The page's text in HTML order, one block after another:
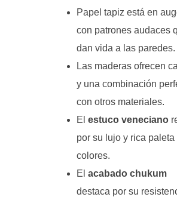
Papel tapiz está en
con patrones audaces
dan vida a las paredes.
Las maderas ofrecen
y una combinación
con otros materiales.
Elestuco veneciano
por su lujo y rica paleta
colores.
Elacabado chukum
destaca por su